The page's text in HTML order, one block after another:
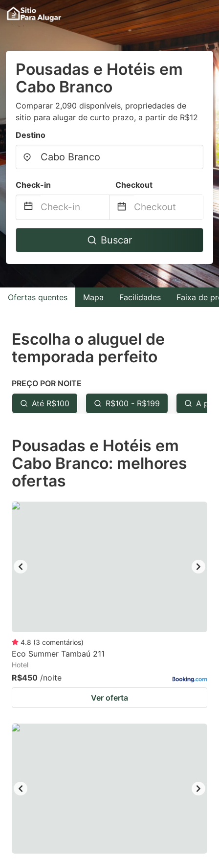
Pousadas e Hotéis em
Cabo Branco
Comparar 2,090 disponíveis, propriedades de
sitio para alugar de curto prazo, a partir de R$12
Destino
Check-in Checkout
Navigate
to
with
the
select
a
Press
the
question
key
to
get
the
keyboard
Navigate
to
interact
with
the
select
a
the
question
key
to
keyboard
Buscar
Ofertas quentes Mapa Facilidades Faixa de
Escolha o aluguel de
temporada perfeito
PREÇO POR NOITE
Até R$100 R$100 - R$199 A
Pousadas e Hotéis em
Cabo Branco: melhores
ofertas
4.8 (3 comentários)
Eco Summer Tambaú 211
Hotel
R$450 /noite
Ver oferta